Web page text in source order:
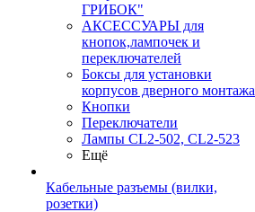
ГРИБОК"
АКСЕССУАРЫ для
кнопок,лампочек и
переключателей
Боксы для установки
корпусов дверного монтажа
Кнопки
Переключатели
Лампы CL2-502, CL2-523
Ещё
Кабельные разъемы (вилки,
розетки)